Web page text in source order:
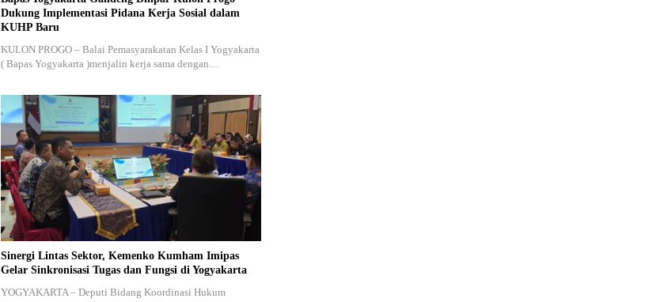
Dukung Implementasi Pidana Kerja Sosial dalam
KUHP Baru
KULON PROGO – Balai Pemasyarakatan Kelas I Yogyakarta
( Bapas Yogyakarta )menjalin kerja sama dengan…
Sinergi Lintas Sektor, Kemenko Kumham Imipas
Gelar Sinkronisasi Tugas dan Fungsi di Yogyakarta
YOGYAKARTA – Deputi Bidang Koordinasi Hukum